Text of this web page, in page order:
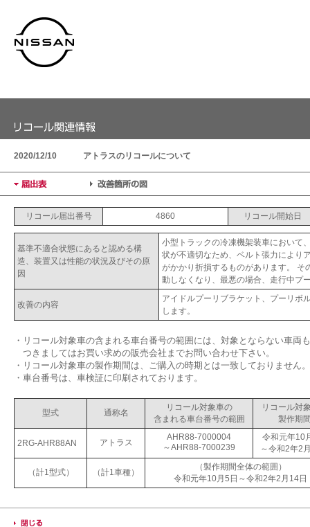
2020/12/10 アトラスのリコールについて
リコール届出番号 4860 リコール開始日
基準不適合状態にあると認める構
造、装置又は性能の状況及びその原
因
小型トラックの冷凍機架装車において
状が不適切なため、ベルト張力により
がかかり折損するものがあります。 そ
動しなくなり、最悪の場合、走行中プ
改善の内容
アイドルプーリブラケット、プーリボ
します。
・ リコール対象車の含まれる車台番号の範囲には、対象とならない車両
つきましてはお買い求めの販売会社までお問い合わせ下さい。
・ リコール対象車の製作期間は、ご購入の時期とは一致しておりません。
・ 車台番号は、車検証に印刷されております。
型式 通称名
リコール対象車の
含まれる車台番号の範囲
リコール対
製作期
2RG-AHR88AN アトラス
AHR88-7000004
～AHR88-7000239
令和元年10
～令和2年2
（計1型式） （計1車種）
（製作期間全体の範囲）
令和元年10月5日～令和2年2月14日